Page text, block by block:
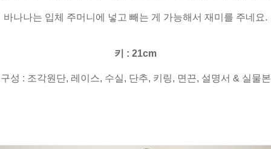
바나나는 입체 주머니에 넣고 빼는 게 가능해서 재미를 주네요.
키 : 21cm
구성 : 조각원단, 레이스, 수실, 단추, 키링, 면끈, 설명서 & 실물본